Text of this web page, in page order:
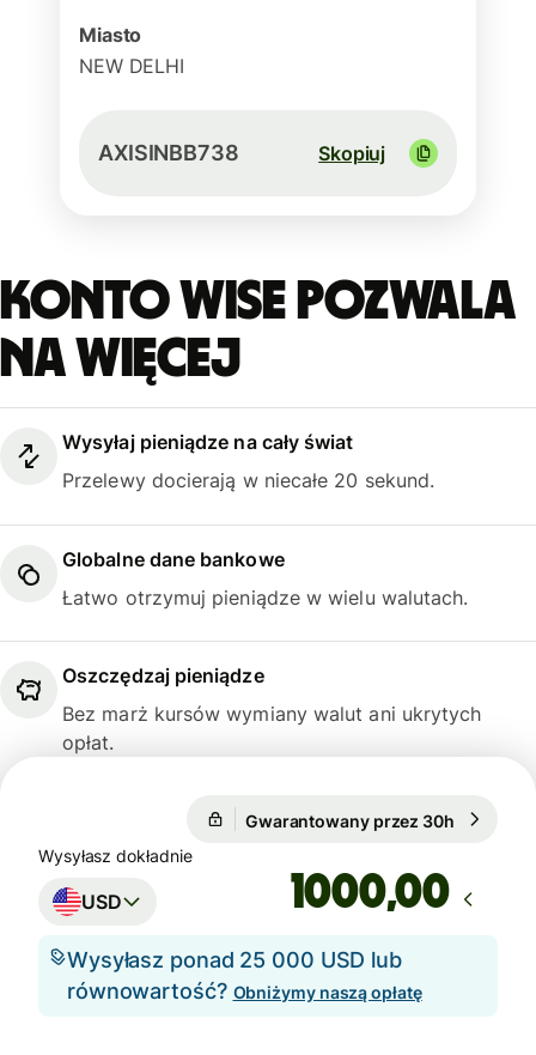
Miasto
NEW DELHI
AXISINBB738 Skopiuj
Konto Wise pozwala
na więcej
Wysyłaj pieniądze na cały świat
Przelewy docierają w niecałe 20 sekund.
Globalne dane bankowe
Łatwo otrzymuj pieniądze w wielu walutach.
Oszczędzaj pieniądze
Bez marż kursów wymiany walut ani ukrytych
opłat.
Gwarantowany przez 30h
Wysyłasz dokładnie
USD ,00
Wysyłasz ponad 25 000 USD lub
równowartość? Obniżymy naszą opłatę